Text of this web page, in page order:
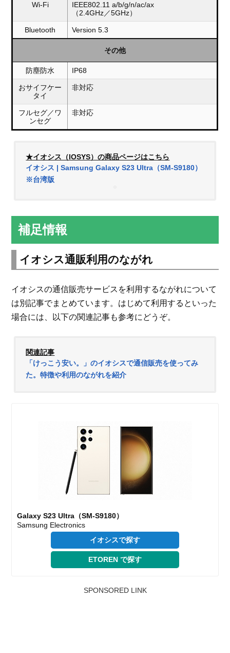
Wi-Fi
IEEE802.11 a/b/g/n/ac/ax
（2.4GHz／5GHz）
Bluetooth Version 5.3
その他
防塵防水 IP68
おサイフケー
タイ
非対応
フルセグ／ワ
ンセグ
非対応
★イオシス（IOSYS）の商品ページはこちら
イオシス | Samsung Galaxy S23 Ultra（SM-S9180）
※台湾版
補足情報
イオシス通販利用のながれ
イオシスの通信販売サービスを利用するながれについて
は別記事でまとめています。はじめて利用するといった
場合には、以下の関連記事も参考にどうぞ。
関連記事
「けっこう安い。」のイオシスで通信販売を使ってみ
た。特徴や利用のながれを紹介
Galaxy S23 Ultra（SM-S9180）
Samsung Electronics
イオシスで探す
ETOREN で探す
SPONSORED LINK